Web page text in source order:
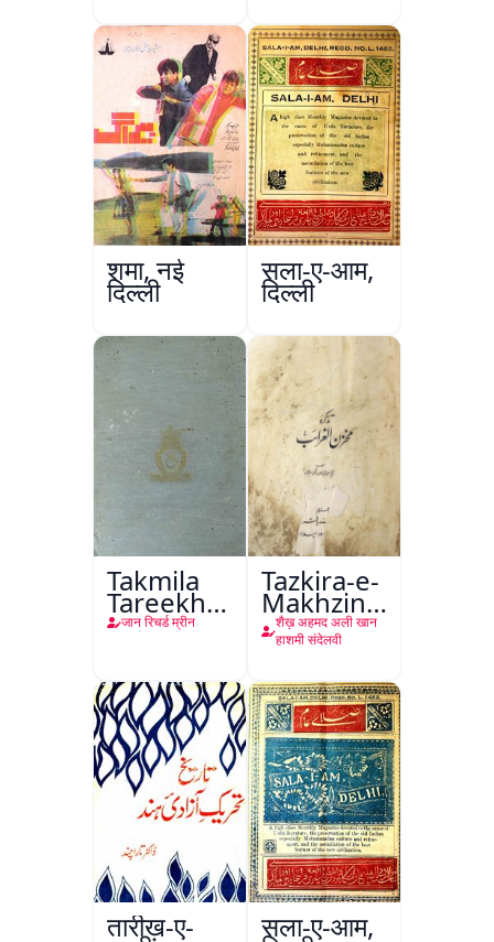
Asian
Subcontinent
शमा, नई
दिल्ली
सला-ए-आम,
दिल्ली
Takmila
Tareekh
Ahl-e-
जान रिचर्ड म्रीन
Tazkira-e-
Makhzin-
ul-
Gharaib
शैख़ अहमद अली खान
हाशमी संदेलवी
तारीख़-ए- सला-ए-आम,